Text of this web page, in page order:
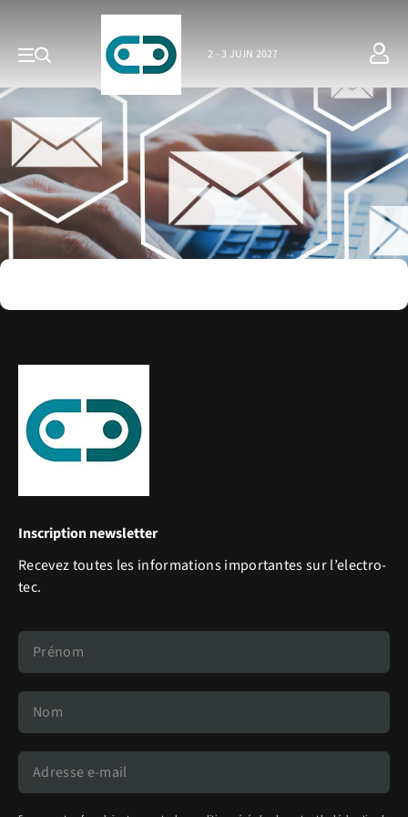
2 - 3 JUIN 2027
Inscription newsletter
Recevez toutes les informations importantes sur l’electro-
tec.